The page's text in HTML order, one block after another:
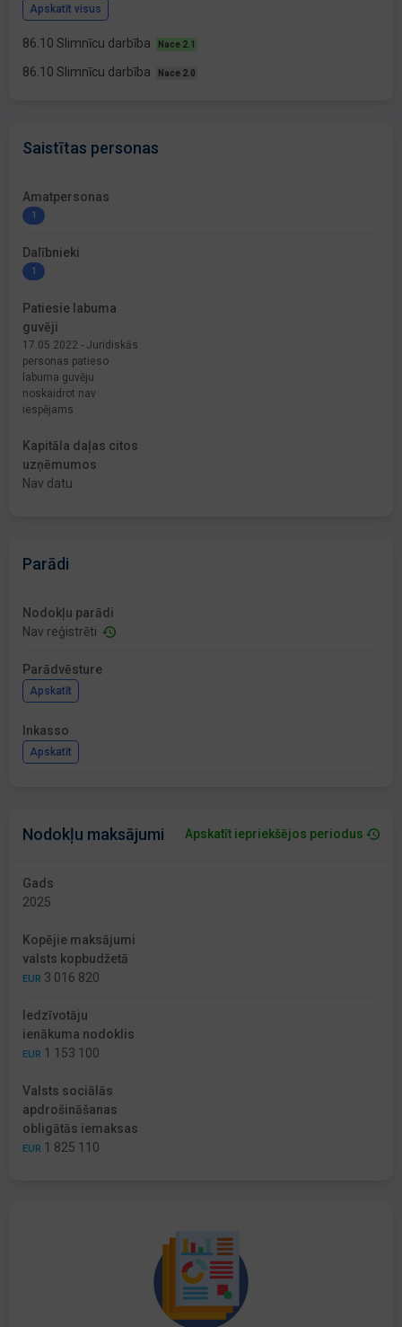
Apskatīt visus
86.10 Slimnīcu darbība Nace 2.1
86.10 Slimnīcu darbība Nace 2.0
Saistītas personas
Amatpersonas
1
Dalībnieki
1
Patiesie labuma
guvēji
17.05.2022 - Juridiskās
personas patieso
labuma guvēju
noskaidrot nav
iespējams
Kapitāla daļas citos
uzņēmumos
Nav datu
Parādi
Nodokļu parādi
Nav reģistrēti
Parādvēsture
Apskatīt
Inkasso
Apskatīt
Nodokļu maksājumi Apskatīt iepriekšējos periodus
Gads
2025
Kopējie maksājumi
valsts kopbudžetā
EUR 3 016 820
Iedzīvotāju
ienākuma nodoklis
EUR 1 153 100
Valsts sociālās
apdrošināšanas
obligātās iemaksas
EUR 1 825 110